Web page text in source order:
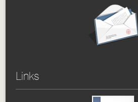
Links